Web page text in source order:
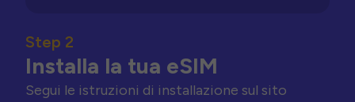
Step 2
Installa la tua eSIM
Segui le istruzioni di installazione sul sito